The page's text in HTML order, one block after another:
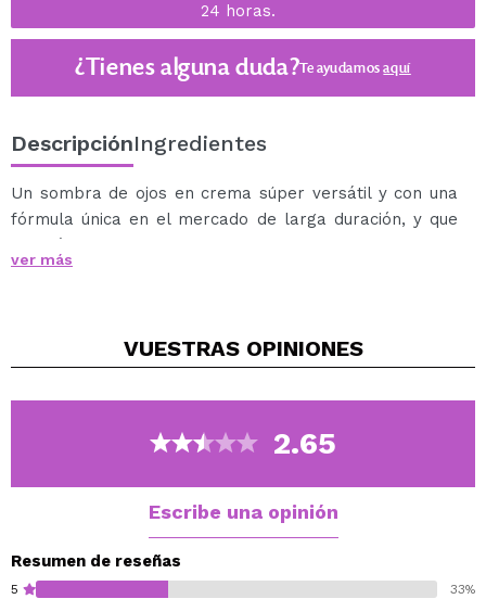
24 horas.
¿Tienes alguna duda?Te ayudamosaquí
DescripciónIngredientes
Un sombra de ojos en crema súper versátil y con una
fórmula única en el mercado de larga duración, y que
además se puede usar de una forma segura en los
labios, el contorno de ojos o el rostro.
son ideales para usarlos solos o como base para
excepcional para soportar altas temperaturas y
además su fórmula es waterproof.
La fórmula se seca rápidamente por lo que debe
Este producto es de larga duración, altamente
La gama Foils tiene una base de color en una textura
muy fluida con partículas de microglitter que hacen que
ver más
VUESTRAS OPINIONES
2.65
Escribe una opinión
Resumen de reseñas
5 33%